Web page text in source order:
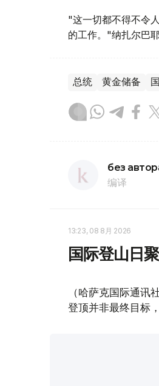
"这一切都不得不令
的工作。"纳扎尔巴
总统 黄金储备
без
编译
13:23, 08 8月 2026
国际登山日
（哈萨克国际通讯
登顶并非最终目标